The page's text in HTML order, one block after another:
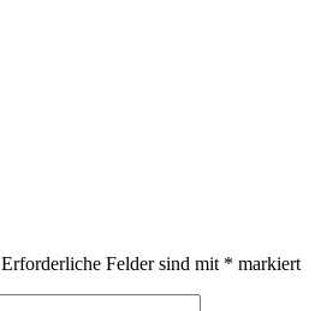
Erforderliche Felder sind mit * markiert